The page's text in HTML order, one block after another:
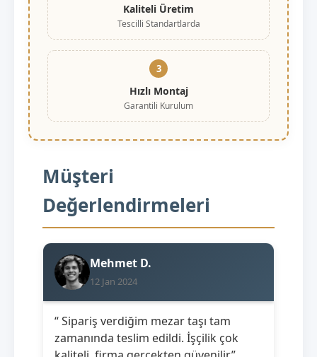
Kaliteli Üretim
Tescilli Standartlarda
3
Hızlı Montaj
Garantili Kurulum
Müşteri
Değerlendirmeleri
Mehmet D.
12 Jan 2024
“ Sipariş verdiğim mezar taşı tam
zamanında teslim edildi. İşçilik çok